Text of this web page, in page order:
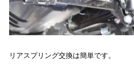
リアスプリング交換は簡単です。